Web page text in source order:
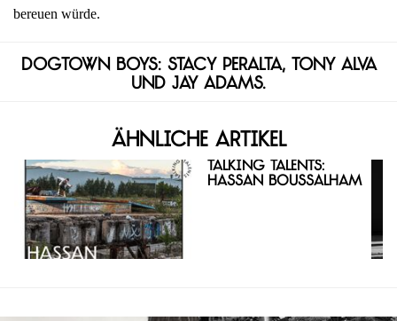
bereuen würde.
Dogtown Boys: Stacy Peralta, Tony Alva
und Jay Adams.
Ähnliche Artikel
Talking Talents:
Hassan Boussalham